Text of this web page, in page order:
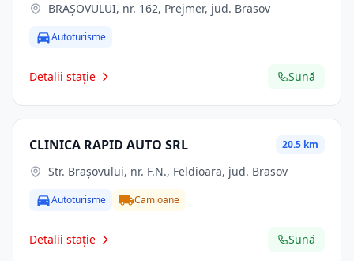
BRAŞOVULUI, nr. 162, Prejmer, jud. Brasov
Autoturisme
Detalii stație Sună
CLINICA RAPID AUTO SRL 20.5 km
Str. Braşovului, nr. F.N., Feldioara, jud. Brasov
Autoturisme Camioane
Detalii stație Sună